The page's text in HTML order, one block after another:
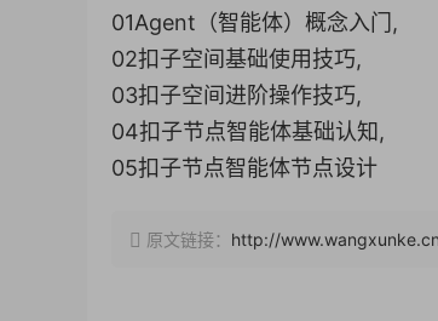
01Agent（智能体）概念入门,
02扣子空间基础使用技巧,
03扣子空间进阶操作技巧,
04扣子节点智能体基础认知,
05扣子节点智能体节点设计
原文链接： http://